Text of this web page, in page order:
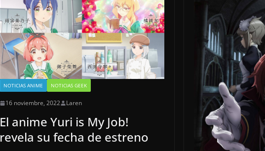
NOTICIAS ANIME NOTICIAS GEEK
16 noviembre, 2022 Laren
El anime Yuri is My Job!
revela su fecha de estreno